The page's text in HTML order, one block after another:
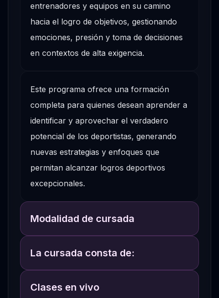
entrenadores y equipos en su camino
hacia el logro de objetivos, gestionando
emociones, presión y toma de decisiones
en contextos de alta exigencia.
Este programa ofrece una formación
completa para quienes desean aprender a
identificar y aprovechar el verdadero
potencial de los deportistas, generando
nuevas estrategias y enfoques que
permitan alcanzar logros deportivos
excepcionales.
Modalidad de cursada
La cursada consta de:
Clases en vivo